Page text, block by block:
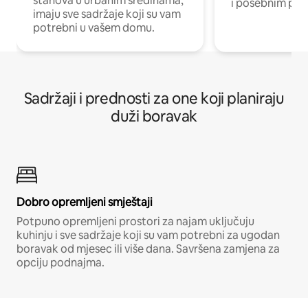
imaju sve sadržaje koji su vam
potrebni u vašem domu.
i posebnim
Sadržaji i prednosti za one koji planiraju
duži boravak
Dobro opremljeni smještaji
Potpuno opremljeni prostori za najam uključuju
kuhinju i sve sadržaje koji su vam potrebni za ugodan
boravak od mjesec ili više dana. Savršena zamjena za
opciju podnajma.